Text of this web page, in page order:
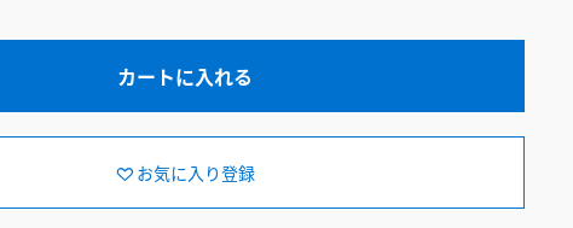
カートに入れる
お気に入り登録